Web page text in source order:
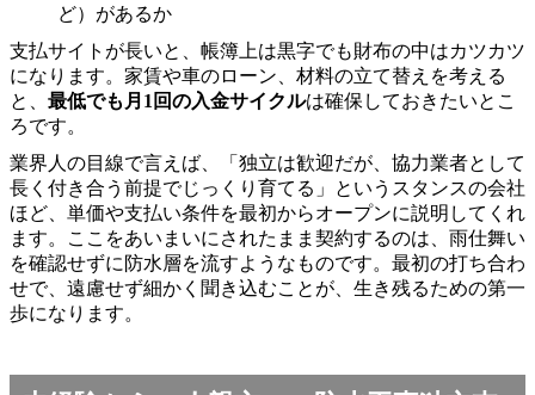
ど）があるか
支払サイトが長いと、帳簿上は黒字でも財布の中はカツカツ
になります。家賃や車のローン、材料の立て替えを考える
と、 最低でも月1回の入金サイクルは確保しておきたいとこ
ろです。
業界人の目線で言えば、「独立は歓迎だが、協力業者として
長く付き合う前提でじっくり育てる」というスタンスの会社
ほど、単価や支払い条件を最初からオープンに説明してくれ
ます。ここをあいまいにされたまま契約するのは、雨仕舞い
を確認せずに防水層を流すようなものです。最初の打ち合わ
せで、遠慮せず細かく聞き込むことが、生き残るための第一
歩になります。